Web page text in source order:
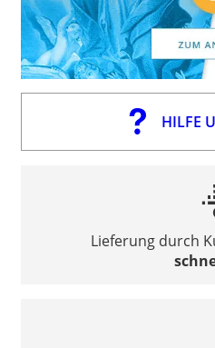
HILFE
Lieferung durch